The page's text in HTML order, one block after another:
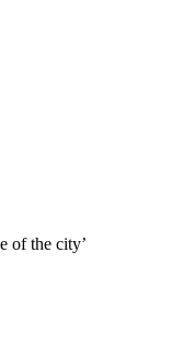
of the city’